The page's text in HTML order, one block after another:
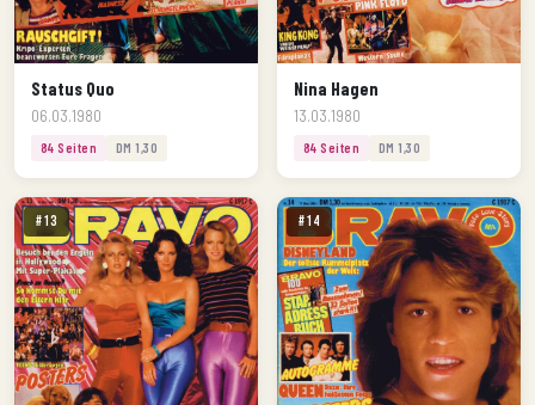
Status Quo
06.03.1980
84 Seiten DM 1,30
Nina Hagen
13.03.1980
84 Seiten DM 1,30
#13 #14